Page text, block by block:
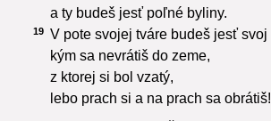
a ty budeš jesť poľné byliny.
19
V pote svojej tváre budeš jesť svoj
kým sa nevrátiš do zeme,
z ktorej si bol vzatý,
lebo prach si a na prach sa